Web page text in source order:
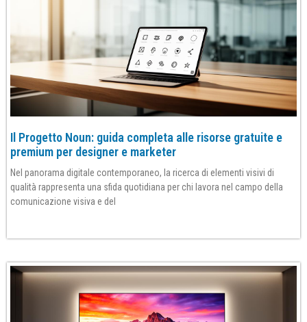
Il Progetto Noun: guida completa alle risorse gratuite e
premium per designer e marketer
Nel panorama digitale contemporaneo, la ricerca di elementi visivi di
qualità rappresenta una sfida quotidiana per chi lavora nel campo della
comunicazione visiva e del